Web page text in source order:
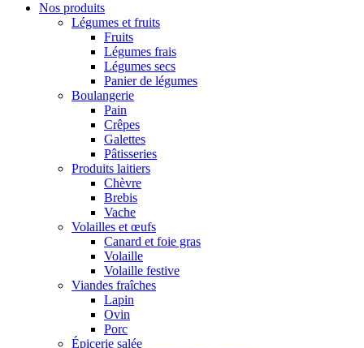
Nos produits
Légumes et fruits
Fruits
Légumes frais
Légumes secs
Panier de légumes
Boulangerie
Pain
Crêpes
Galettes
Pâtisseries
Produits laitiers
Chèvre
Brebis
Vache
Volailles et œufs
Canard et foie gras
Volaille
Volaille festive
Viandes fraîches
Lapin
Ovin
Porc
Épicerie salée